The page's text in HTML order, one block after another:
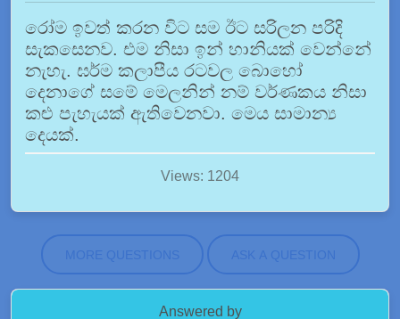
රෝම ඉවත් කරන විට සම ඊට සරිලන පරිදි
සැකසෙනව. එම නිසා ඉන් හානියක් වෙන්නේ
නැහැ. ඝර්ම කලාපීය රටවල බොහෝ
දෙනාගේ සමේ මෙලනින් නම් වර්ණකය නිසා
කළු පැහැයක් ඇතිවෙනවා. මෙය සාමාන්‍ය
දෙයක්.
Views: 1204
MORE QUESTIONS ASK A QUESTION
Answered by